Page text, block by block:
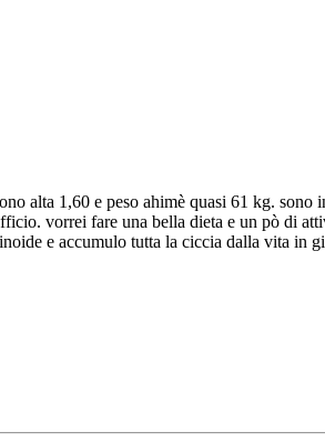
alta 1,60 e peso ahimè quasi 61 kg.
vorrei fare una bella dieta e un pò di
e accumulo tutta la ciccia dalla vita in